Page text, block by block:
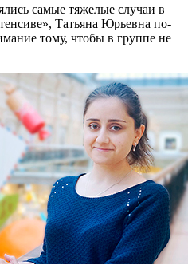
самые тяжелые случаи в
Татьяна Юрьевна по-
тому, чтобы в группе не